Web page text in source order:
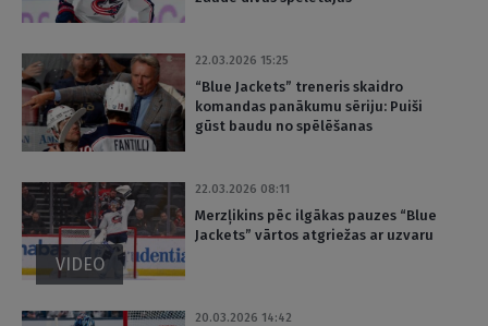
22.03.2026 15:25
“Blue Jackets” treneris skaidro
komandas panākumu sēriju: Puiši
gūst baudu no spēlēšanas
VIDEO
22.03.2026 08:11
Merzļikins pēc ilgākas pauzes “Blue
Jackets” vārtos atgriežas ar uzvaru
20.03.2026 14:42